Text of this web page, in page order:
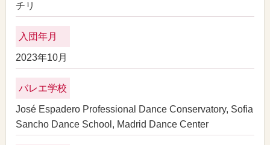
チリ
入団年月
2023年10月
バレエ学校
José Espadero Professional Dance Conservatory, Sofia
Sancho Dance School, Madrid Dance Center